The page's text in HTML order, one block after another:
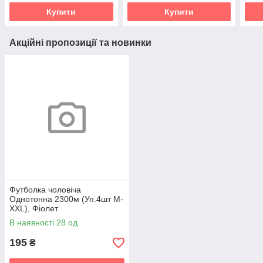
Купити Купити
Акційні пропозиції та новинки
Футболка чоловіча
Однотонна 2300м (Уп.4шт M-
XXL), Фіолет
В наявності 28 од.
195 ₴